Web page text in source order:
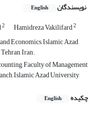
نویسندگان English
2 Hamidreza Vakilifard2
Economics, Islamic Azad
Iran.
Faculty of Management
Islamic Azad University,
چکیده
English